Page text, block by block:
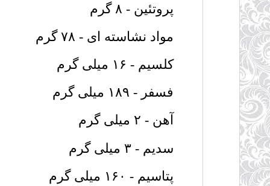
پروتئین - ۸ گرم
مواد نشاسته ای - ۷۸ گرم
کلسیم - ۱۶ میلی گرم
فسفر - ۱۸۹ میلی گرم
آهن - ۲ میلی گرم
سدیم - ۳ میلی گرم
پتاسیم - ۱۶۰ میلی گرم